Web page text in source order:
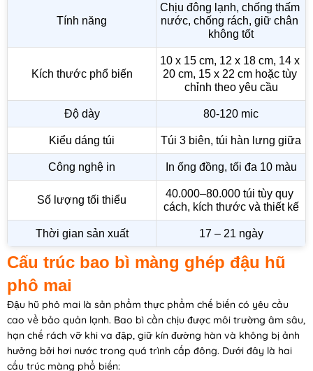
Tính năng
Chịu đông lạnh, chống thấm
nước, chống rách, giữ chân
không tốt
Kích thước phổ biến
10 x 15 cm, 12 x 18 cm, 14 x
20 cm, 15 x 22 cm hoặc tùy
chỉnh theo yêu cầu
Độ dày 80-120 mic
Kiểu dáng túi Túi 3 biên, túi hàn lưng giữa
Công nghệ in In ống đồng, tối đa 10 màu
Số lượng tối thiểu
40.000–80.000 túi tùy quy
cách, kích thước và thiết kế
Thời gian sản xuất 17 – 21 ngày
Cấu trúc bao bì màng ghép đậu hũ
phô mai
Đậu hũ phô mai là sản phẩm thực phẩm chế biến có yêu cầu
cao về bảo quản lạnh. Bao bì cần chịu được môi trường âm sâu,
hạn chế rách vỡ khi va đập, giữ kín đường hàn và không bị ảnh
hưởng bởi hơi nước trong quá trình cấp đông. Dưới đây là hai
cấu trúc màng phổ biến: